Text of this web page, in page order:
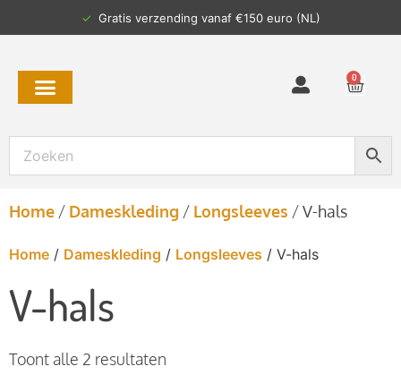
✓ Gratis verzending vanaf €150 euro (NL)
0
Home / Dameskleding / Longsleeves /V-hals
Home / Dameskleding / Longsleeves / V-hals
V-hals
Toont alle 2 resultaten